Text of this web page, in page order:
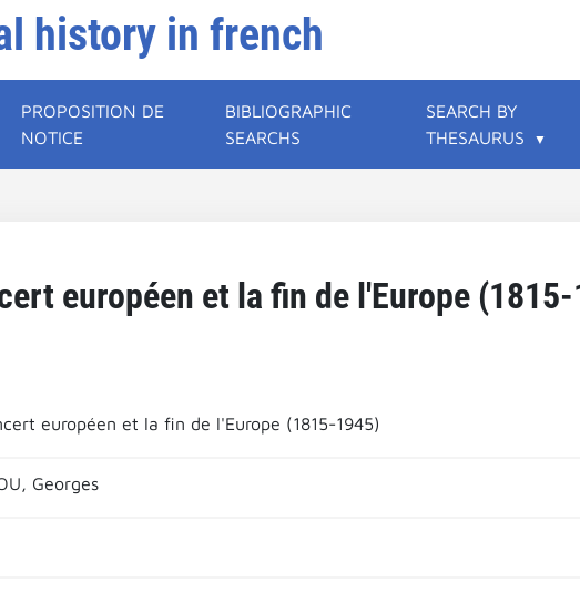
history in french
PROPOSITION DE
NOTICE
BIBLIOGRAPHIC
SEARCHS
SEARCH BY
THESAURUS
européen et la fin de l'Europe
européen et la fin de l'Europe (1815-1945)
Georges